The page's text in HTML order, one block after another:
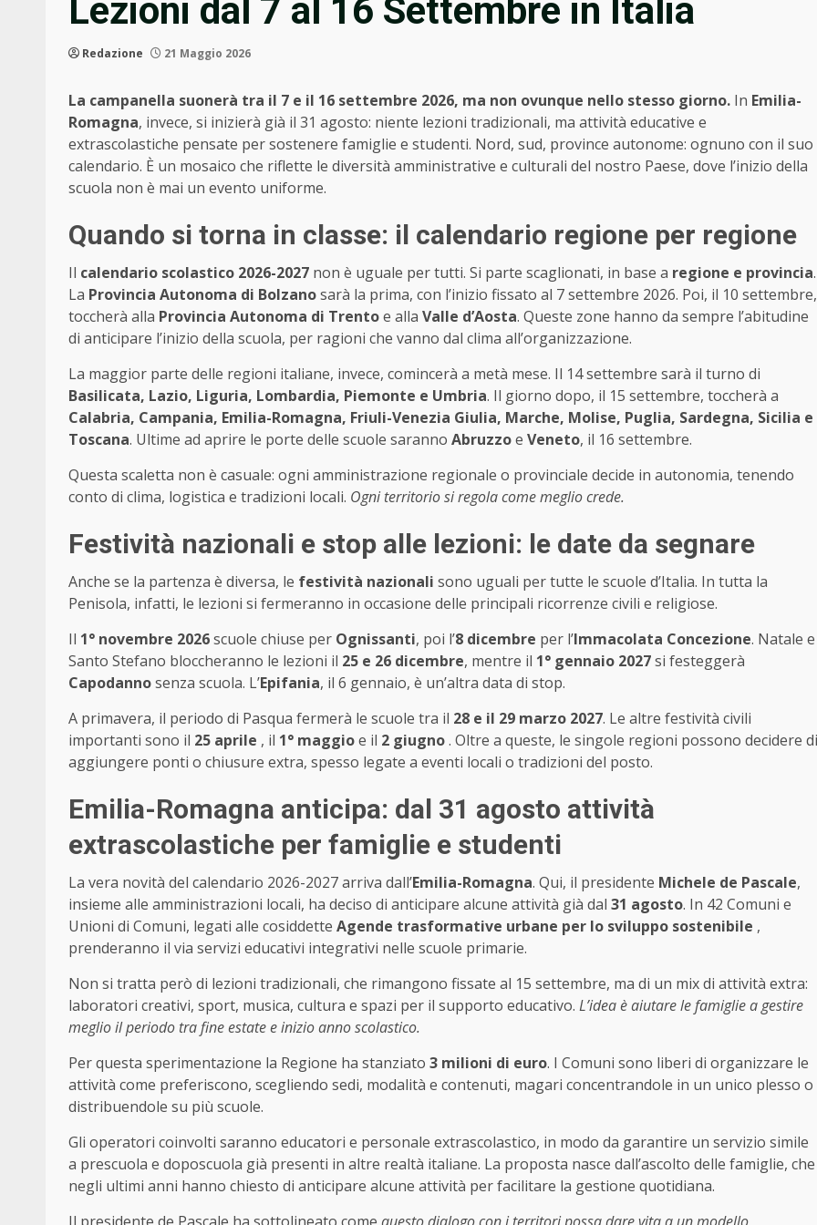
Lezioni dal 7 al 16 Settembre in Italia
Redazione 21 Maggio 2026
La campanella suonerà tra il 7 e il 16 settembre 2026, ma non ovunque nello stesso giorno. In Emilia-
Romagna, invece, si inizierà già il 31 agosto: niente lezioni tradizionali, ma attività educative e
extrascolastiche pensate per sostenere famiglie e studenti. Nord, sud, province autonome: ognuno con il suo
calendario. È un mosaico che riflette le diversità amministrative e culturali del nostro Paese, dove l’inizio della
scuola non è mai un evento uniforme.
Quando si torna in classe: il calendario regione per regione
Il calendario scolastico 2026-2027 non è uguale per tutti. Si parte scaglionati, in base a regione e provincia.
La Provincia Autonoma di Bolzanosarà la prima, con l’inizio fissato al 7 settembre 2026. Poi, il 10 settembre,
toccherà alla Provincia Autonoma di Trentoe alla Valle d’Aosta. Queste zone hanno da sempre l’abitudine
di anticipare l’inizio della scuola, per ragioni che vanno dal clima all’organizzazione.
La maggior parte delle regioni italiane, invece, comincerà a metà mese. Il 14 settembre sarà il turno di
Basilicata, Lazio, Liguria, Lombardia, Piemonte e Umbria. Il giorno dopo, il 15 settembre, toccherà a
Calabria, Campania, Emilia-Romagna, Friuli-Venezia Giulia, Marche, Molise, Puglia, Sardegna, Sicilia e
Toscana. Ultime ad aprire le porte delle scuole saranno Abruzzoe Veneto, il 16 settembre.
Questa scaletta non è casuale: ogni amministrazione regionale o provinciale decide in autonomia, tenendo
conto di clima, logistica e tradizioni locali. Ogni territorio si regola come meglio crede.
Festività nazionali e stop alle lezioni: le date da segnare
Anche se la partenza è diversa, le festività nazionali sono uguali per tutte le scuole d’Italia. In tutta la
Penisola, infatti, le lezioni si fermeranno in occasione delle principali ricorrenze civili e religiose.
Il 1° novembre 2026scuole chiuse per Ognissanti, poi l’8 dicembre per l’Immacolata Concezione. Natale e
Santo Stefano bloccheranno le lezioni il 25 e 26 dicembre, mentre il 1° gennaio 2027si festeggerà
Capodannosenza scuola. L’Epifania, il 6 gennaio, è un’altra data di stop.
A primavera, il periodo di Pasqua fermerà le scuole tra il 28 e il 29 marzo 2027. Le altre festività civili
importanti sono il 25 aprile , il 1° maggioe il 2 giugno. Oltre a queste, le singole regioni possono decidere di
aggiungere ponti o chiusure extra, spesso legate a eventi locali o tradizioni del posto.
Emilia-Romagna anticipa: dal 31 agosto attività
extrascolastiche per famiglie e studenti
La vera novità del calendario 2026-2027 arriva dall’Emilia-Romagna. Qui, il presidente Michele de Pascale,
insieme alle amministrazioni locali, ha deciso di anticipare alcune attività già dal 31 agosto. In 42 Comuni e
Unioni di Comuni, legati alle cosiddette Agende trasformative urbane per lo sviluppo sostenibile ,
prenderanno il via servizi educativi integrativi nelle scuole primarie.
Non si tratta però di lezioni tradizionali, che rimangono fissate al 15 settembre, ma di un mix di attività extra:
laboratori creativi, sport, musica, cultura e spazi per il supporto educativo. L’idea è aiutare le famiglie a gestire
meglio il periodo tra fine estate e inizio anno scolastico.
Per questa sperimentazione la Regione ha stanziato 3 milioni di euro. I Comuni sono liberi di organizzare le
attività come preferiscono, scegliendo sedi, modalità e contenuti, magari concentrandole in un unico plesso o
distribuendole su più scuole.
Gli operatori coinvolti saranno educatori e personale extrascolastico, in modo da garantire un servizio simile
a prescuola e doposcuola già presenti in altre realtà italiane. La proposta nasce dall’ascolto delle famiglie, che
negli ultimi anni hanno chiesto di anticipare alcune attività per facilitare la gestione quotidiana.
Il presidente de Pascale ha sottolineato come questo dialogo con i territori possa dare vita a un modello